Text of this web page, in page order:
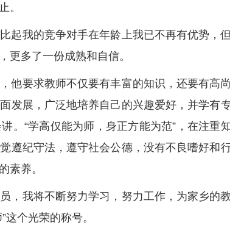
。
起我的竞争对手在年龄上我已不再有优势，但
更多了一份成熟和自信。
他要求教师不仅要有丰富的知识，还要有高尚
发展，广泛地培养自己的兴趣爱好，并学有
。“学高仅能为师，身正方能为范”，在注重
遵纪守法，遵守社会公德，没有不良嗜好和
素养。
，我将不断努力学习，努力工作，为家乡的教
个光荣的称号。